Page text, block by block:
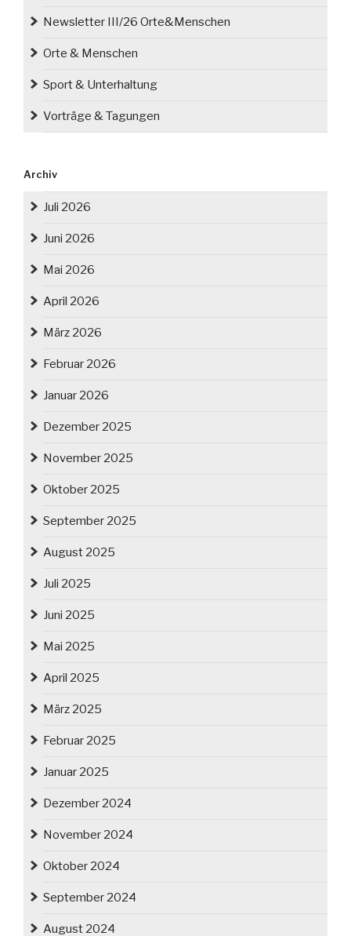
Newsletter III/26 Orte&Menschen
Orte & Menschen
Sport & Unterhaltung
Vorträge & Tagungen
Archiv
Juli 2026
Juni 2026
Mai 2026
April 2026
März 2026
Februar 2026
Januar 2026
Dezember 2025
November 2025
Oktober 2025
September 2025
August 2025
Juli 2025
Juni 2025
Mai 2025
April 2025
März 2025
Februar 2025
Januar 2025
Dezember 2024
November 2024
Oktober 2024
September 2024
August 2024